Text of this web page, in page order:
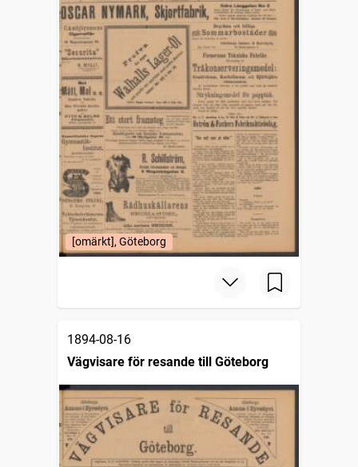
[omärkt], Göteborg
1894-08-16
Vägvisare för resande till Göteborg